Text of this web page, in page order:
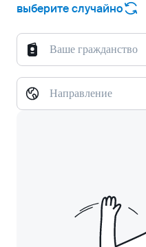
выберите случайно
Ваше гражданство
Направление